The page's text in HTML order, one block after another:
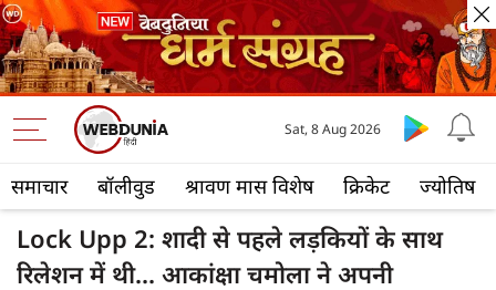
समाचार बॉलीवुड श्रावण मास विशेष क्रिकेट ज्योतिष
Sat, 8 Aug 2026
Lock Upp 2: शादी से पहले लड़कियों के साथ
रिलेशन में थी... आकांक्षा चमोला ने अपनी